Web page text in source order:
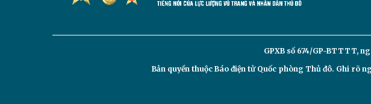
GPXB số 674/GP-BTTTT,
Bản quyền thuộc Báo điện tửQuốc phòng Thủ đô. Ghi rõ